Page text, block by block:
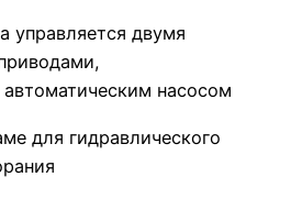
управляется двумя
насосом
для гидравлического